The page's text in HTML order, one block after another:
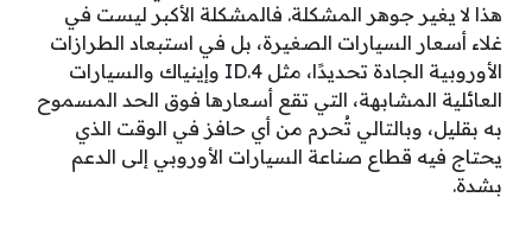
هذا لا يغير جوهر المشكلة. فالمشكلة الأكبر ليست في
غلاء أسعار السيارات الصغيرة، بل في استبعاد الطرازات
الأوروبية الجادة تحديدًا، مثل ID.4 وإينياك والسيارات
العائلية المشابهة، التي تقع أسعارها فوق الحد المسموح
به بقليل، وبالتالي تُحرم من أي حافز في الوقت الذي
يحتاج فيه قطاع صناعة السيارات الأوروبي إلى الدعم
بشدة.